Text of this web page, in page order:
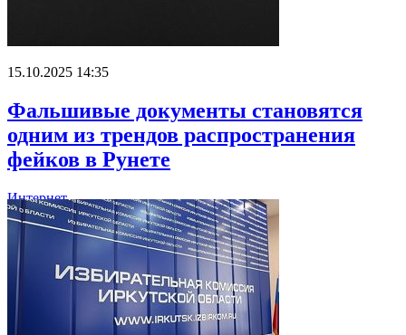
15.10.2025 14:35
Фальшивые документы становятся
одним из трендов распространения
фейков в Рунете
Интернет